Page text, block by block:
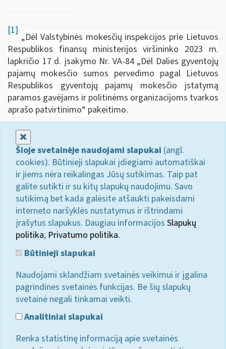
[1]
„Dėl Valstybinės mokesčių inspekcijos prie Lietuvos
Respublikos finansų ministerijos viršininko 2023 m.
lapkričio 17 d. įsakymo Nr. VA-84 „Dėl Dalies gyventojų
pajamų mokesčio sumos pervedimo pagal Lietuvos
Respublikos gyventojų pajamų mokesčio įstatymą
paramos gavėjams ir politinėms organizacijoms tvarkos
aprašo patvirtinimo“ pakeitimo.
Šioje svetainėje naudojami slapukai (angl.
cookies). Būtinieji slapukai įdiegiami automatiškai
ir jiems nėra reikalingas Jūsų sutikimas. Taip pat
galite sutikti ir su kitų slapukų naudojimu. Savo
sutikimą bet kada galėsite atšaukti pakeisdami
interneto naršyklės nustatymus ir ištrindami
įrašytus slapukus. Daugiau informacijos Slapukų
politika; Privatumo politika.
Būtinieji slapukai
Naudojami sklandžiam svetainės veikimui ir įgalina
pagrindines svetainės funkcijas. Be šių slapukų
svetainė negali tinkamai veikti.
Analitiniai slapukai
Renka statistinę informaciją apie svetainės